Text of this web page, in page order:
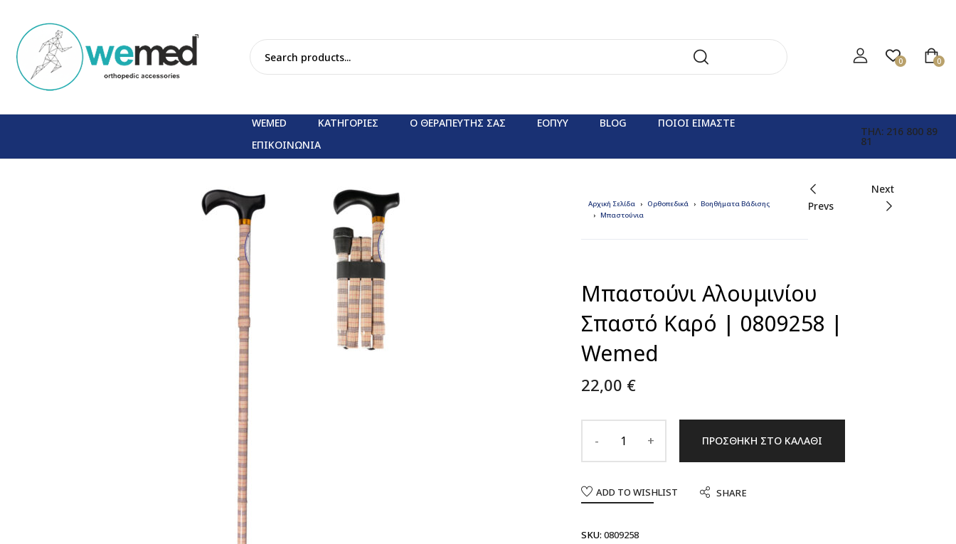
0
0
WEMED ΚΑΤΗΓΟΡΊΕΣ Ο ΘΕΡΑΠΕΥΤΗΣ ΣΑΣ ΕΟΠΥΥ BLOG
ΠΟΙΟΙ ΕΙΜΑΣΤΕ
ΕΠΙΚΟΙΝΩΝΙΑ
ΤΗΛ: 216 800 89
81
Αρχική Σελίδα Ορθοπεδικά
Βοηθήματα Βάδισης
Μπαστούνια
Prevs
Next
Μπαστούνι Αλουμινίου
Σπαστό Καρό | 0809258 |
Wemed
22,00 €
ΠΡΟΣΘΉΚΗ ΣΤΟ ΚΑΛΆΘΙ
ADD TO WISHLIST SHARE
SKU: 0809258